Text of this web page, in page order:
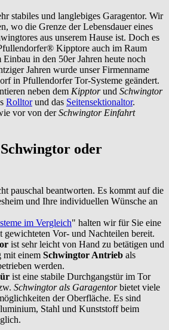
stabiles und langlebiges Garagentor. Wir
wo die Grenze der Lebensdauer eines
aus unserem Hause ist. Doch es
Kipptore auch im Raum
Einbau in den 50er Jahren heute noch
Jahren wurde unser Firmenname
in Pfullendorfer Tor-Systeme geändert.
neben dem Kipptorund Schwingtor
Rolltorund das Seitensektionaltor.
vor von derSchwingtor Einfahrt
oder
pauschal beantworten. Es kommt auf die
und Ihre individuellen Wünsche an
im Vergleich" halten wir für Sie eine
gewichteten Vor- und Nachteilen bereit.
ist sehr leicht von Hand zu betätigen und
mit einem Schwingtor Antrieb als
werden.
ist eine stabile Durchgangstür im Tor
Schwingtor als Garagentorbietet viele
der Oberfläche. Es sind
Stahl und Kunststoff beim